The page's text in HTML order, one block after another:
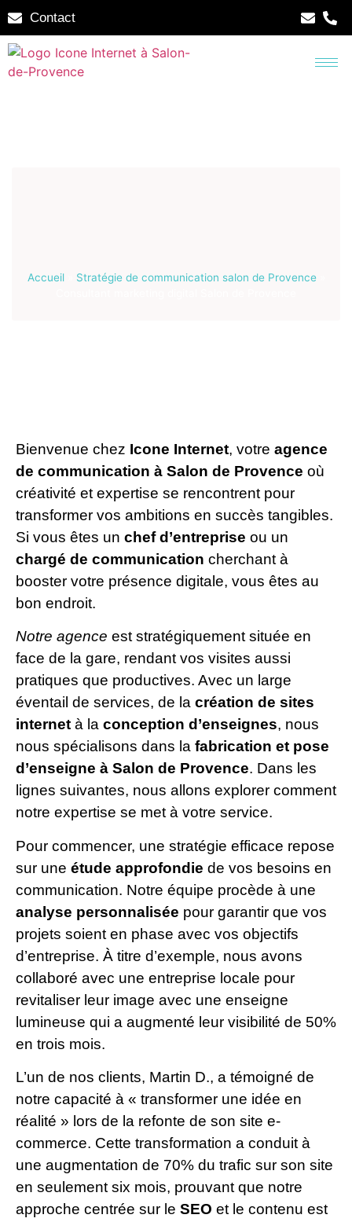
Contact
Accueil» Stratégie de communication salon de Provence»
Bienvenue chez Icone Internet, votre agence
de communication à Salon de Provence où
créativité et expertise se rencontrent pour
transformer vos ambitions en succès tangibles.
Si vous êtes un chef d’entreprise ou un
chargé de communication cherchant à
booster votre présence digitale, vous êtes au
bon endroit.
Notre agence est stratégiquement située en
face de la gare, rendant vos visites aussi
pratiques que productives. Avec un large
éventail de services, de la création de sites
internet à la conception d’enseignes, nous
nous spécialisons dans la fabrication et pose
d’enseigne à Salon de Provence. Dans les
lignes suivantes, nous allons explorer comment
notre expertise se met à votre service.
Pour commencer, une stratégie efficace repose
sur une étude approfondie de vos besoins en
communication. Notre équipe procède à une
analyse personnalisée pour garantir que vos
projets soient en phase avec vos objectifs
d’entreprise. À titre d’exemple, nous avons
collaboré avec une entreprise locale pour
revitaliser leur image avec une enseigne
lumineuse qui a augmenté leur visibilité de 50%
en trois mois.
L’un de nos clients, Martin D., a témoigné de
notre capacité à « transformer une idée en
réalité » lors de la refonte de son site e-
commerce. Cette transformation a conduit à
une augmentation de 70% du trafic sur son site
en seulement six mois, prouvant que notre
approche centrée sur le SEO et le contenu est